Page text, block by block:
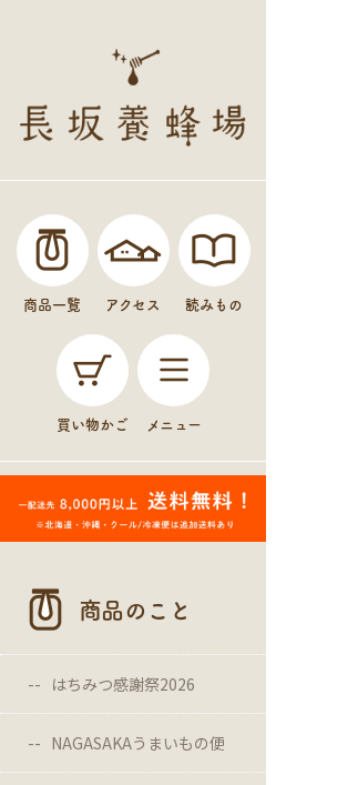
商品一覧 アクセス 読みもの
買い物かご メニュー
商品のこと
はちみつ感謝祭2026
NAGASAKAうまいもの便